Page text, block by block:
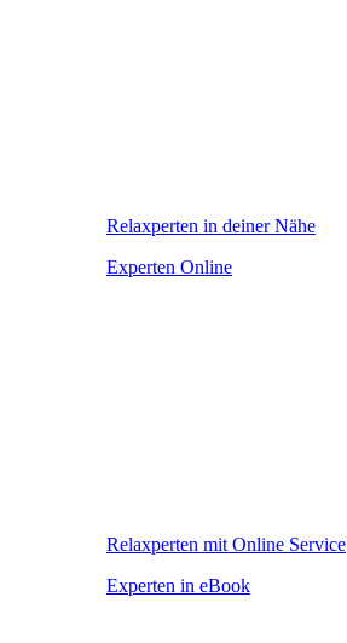
Relaxperten in deiner Nähe
Experten Online
Relaxperten mit Online Service
Experten in eBook